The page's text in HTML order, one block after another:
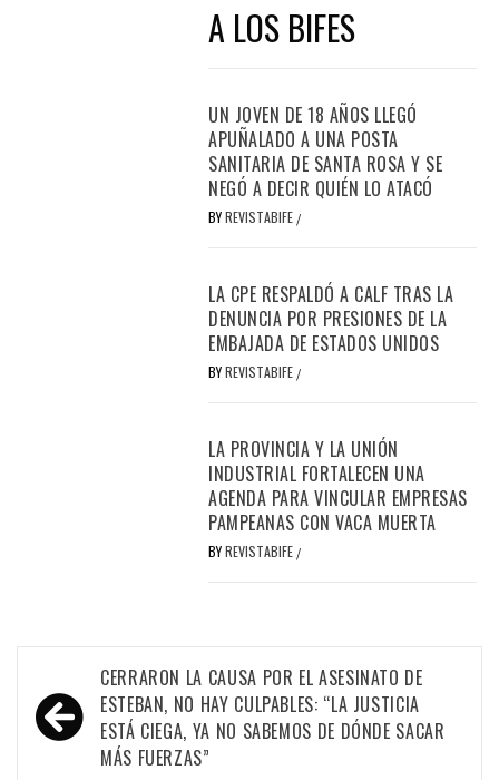
A LOS BIFES
UN JOVEN DE 18 AÑOS LLEGÓ
APUÑALADO A UNA POSTA
SANITARIA DE SANTA ROSA Y SE
NEGÓ A DECIR QUIÉN LO ATACÓ
BYREVISTABIFE /
LA CPE RESPALDÓ A CALF TRAS LA
DENUNCIA POR PRESIONES DE LA
EMBAJADA DE ESTADOS UNIDOS
BYREVISTABIFE /
LA PROVINCIA Y LA UNIÓN
INDUSTRIAL FORTALECEN UNA
AGENDA PARA VINCULAR EMPRESAS
PAMPEANAS CON VACA MUERTA
BYREVISTABIFE /
Navegación
de
entradas
CERRARON LA CAUSA POR EL ASESINATO DE
ESTEBAN, NO HAY CULPABLES: “LA JUSTICIA
ESTÁ CIEGA, YA NO SABEMOS DE DÓNDE SACAR
MÁS FUERZAS”